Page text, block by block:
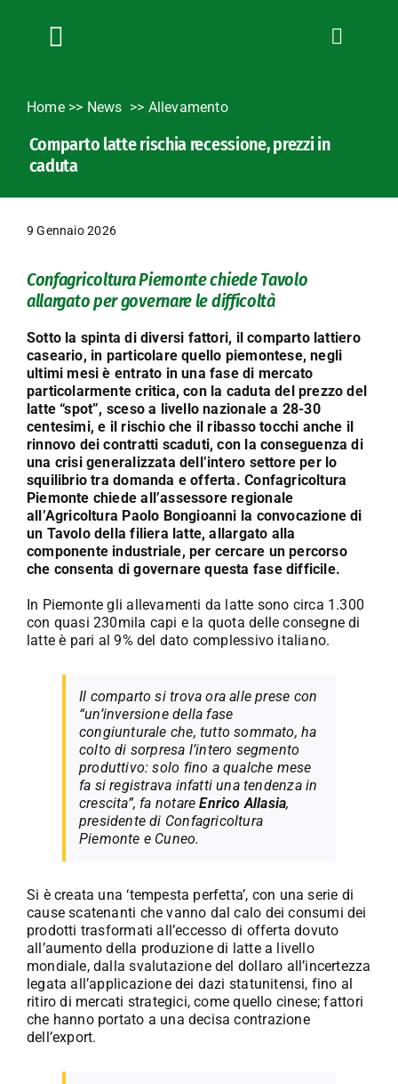
Toggle
News
L’Agricoltore cuneese
Fotogallery
Lavora con noi
Contatti
Home>> News Allevamento
Comparto latte rischia recessione, prezzi in
caduta
9 Gennaio 2026
Confagricoltura Piemonte chiede Tavolo
allargato per governare le difficoltà
Sotto la spinta di diversi fattori, il comparto lattiero
caseario, in particolare quello piemontese, negli
ultimi mesi è entrato in una fase di mercato
particolarmente critica, con la caduta del prezzo del
latte “spot”, sceso a livello nazionale a 28-30
centesimi, e il rischio che il ribasso tocchi anche il
rinnovo dei contratti scaduti, con la conseguenza di
una crisi generalizzata dell’intero settore per lo
squilibrio tra domanda e offerta. Confagricoltura
Piemonte chiede all’assessore regionale
all’Agricoltura Paolo Bongioanni la convocazione di
un Tavolo della filiera latte, allargato alla
componente industriale, per cercare un percorso
che consenta di governare questa fase difficile.
In Piemonte gli allevamenti da latte sono circa 1.300
con quasi 230mila capi e la quota delle consegne di
latte è pari al 9% del dato complessivo italiano.
Il comparto si trova ora alle prese con
“un’inversione della fase
congiunturale che, tutto sommato, ha
colto di sorpresa l’intero segmento
produttivo: solo fino a qualche mese
fa si registrava infatti una tendenza in
crescita”, fa notareEnrico Allasia,
presidente di Confagricoltura
Piemonte e Cuneo.
Si è creata una ‘tempesta perfetta’, con una serie di
cause scatenanti che vanno dal calo dei consumi dei
prodotti trasformati all’eccesso di offerta dovuto
all’aumento della produzione di latte a livello
mondiale, dalla svalutazione del dollaro all’incertezza
legata all’applicazione dei dazi statunitensi, fino al
ritiro di mercati strategici, come quello cinese; fattori
che hanno portato a una decisa contrazione
dell’export.